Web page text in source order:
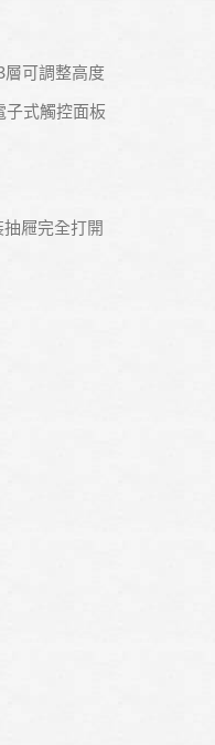
可調整高度
子式觸控面板
屜完全打開